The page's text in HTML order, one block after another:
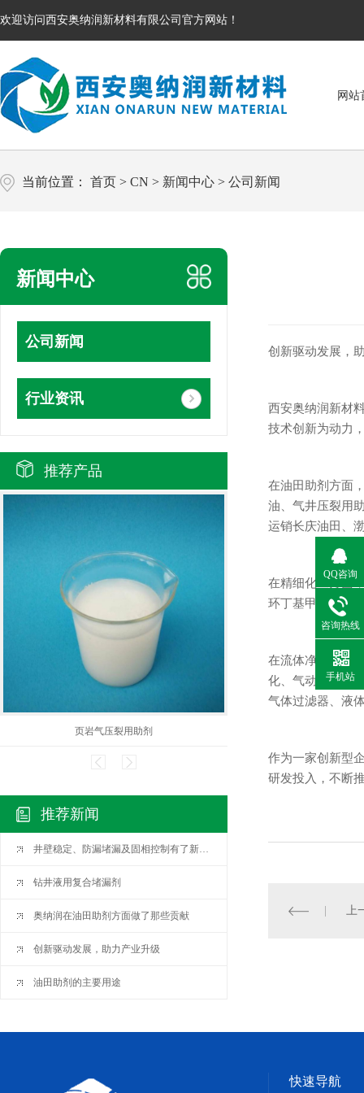
欢迎访问西安奥纳润新材料有限公司官方网站！
网站
当前位置： 首页 > CN > 新闻中心 > 公司新闻
新闻中心
公司新闻
行业资讯
推荐产品
页岩气压裂用助剂
推荐新闻
井壁稳定、防漏堵漏及固相控制有了新认识
钻井液用复合堵漏剂
奥纳润在油田助剂方面做了那些贡献
创新驱动发展，助力产业升级
油田助剂的主要用途
创新驱动发展，
西安奥纳润新材
技术创新为动力
在油田助剂方面
油、气井压裂用
运销长庆油田、
在精细化工方面
环丁基甲醛、环
在流体净化设备
化、气动技术、
气体过滤器、液
作为一家创新型
研发投入，不断
上
快速导航
QQ咨询
咨询热线
手机站